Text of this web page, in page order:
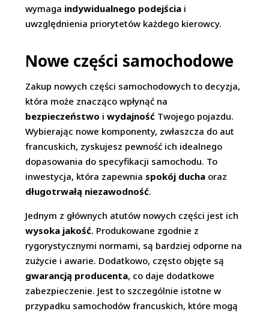
wymaga indywidualnego podejścia i
uwzględnienia priorytetów każdego kierowcy.
Nowe części samochodowe
Zakup nowych części samochodowych to decyzja,
która może znacząco wpłynąć na
bezpieczeństwo iwydajność Twojego pojazdu.
Wybierając nowe komponenty, zwłaszcza do aut
francuskich, zyskujesz pewność ich idealnego
dopasowania do specyfikacji samochodu. To
inwestycja, która zapewnia spokój ducha oraz
długotrwałą niezawodność.
Jednym z głównych atutów nowych części jest ich
wysoka jakość. Produkowane zgodnie z
rygorystycznymi normami, są bardziej odporne na
zużycie i awarie. Dodatkowo, często objęte są
gwarancją producenta, co daje dodatkowe
zabezpieczenie. Jest to szczególnie istotne w
przypadku samochodów francuskich, które mogą